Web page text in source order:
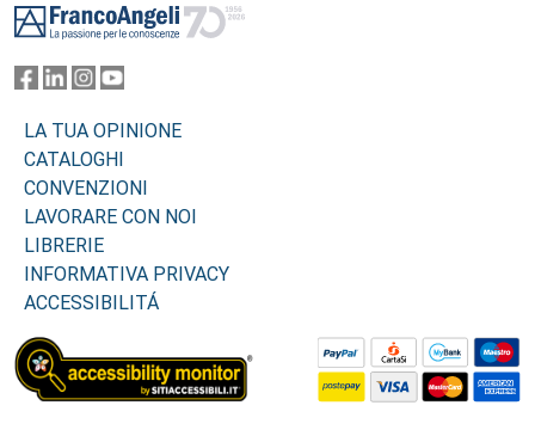
LA TUA OPINIONE
CATALOGHI
CONVENZIONI
LAVORARE CON NOI
LIBRERIE
INFORMATIVA PRIVACY
ACCESSIBILITÁ